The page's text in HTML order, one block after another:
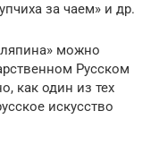
за чаем» и др.
можно
Русском
как один из тех
искусство